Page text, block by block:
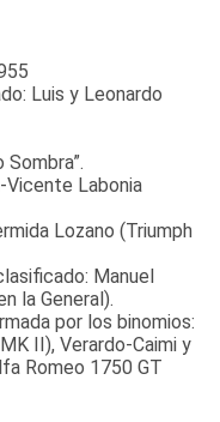
Luis y Leonardo
Sombra”.
Vicente Labonia
Lozano (Triumph
Manuel
la General).
por los binomios:
II), Verardo-Caimi y
Romeo 1750 GT